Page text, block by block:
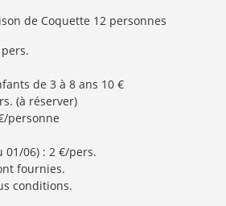
de Coquette 12 personnes
de 3 à 8 ans 10 €
(à réserver)
personne
01/06) : 2 €/pers.
fournies.
conditions.